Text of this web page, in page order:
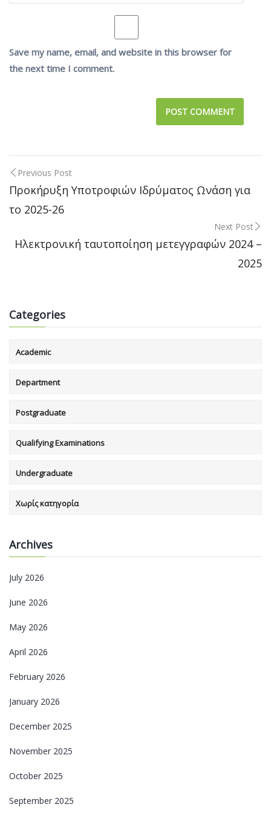
Save my name, email, and website in this browser for
the next time I comment.
Post
navigation
Previous Post
Προκήρυξη Υποτροφιών Ιδρύματος Ωνάση για
το 2025-26
Next Post
Ηλεκτρονική ταυτοποίηση μετεγγραφών 2024 –
2025
Categories
Academic
Department
Postgraduate
Qualifying Examinations
Undergraduate
Χωρίς κατηγορία
Archives
July 2026
June 2026
May 2026
April 2026
February 2026
January 2026
December 2025
November 2025
October 2025
September 2025